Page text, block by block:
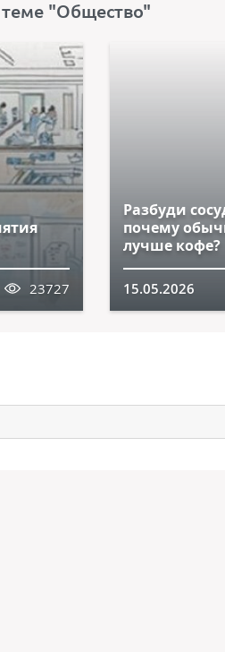
теме "Общество"
23727
Разбуди
почему
лучше кофе?
15.05.2026